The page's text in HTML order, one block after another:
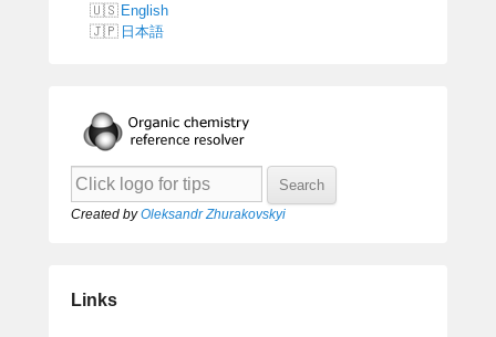
English
日本語
Created byOleksandr Zhurakovskyi
Links